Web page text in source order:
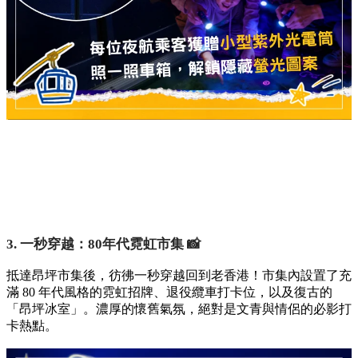
3. 一秒穿越：80年代霓虹市集 📸
抵達昂坪市集後，彷彿一秒穿越回到老香港！市集內設置了充
滿 80 年代風格的霓虹招牌、退役纜車打卡位，以及復古的
「昂坪冰室」。濃厚的懷舊氣氛，絕對是文青與情侶的必影打
卡熱點。